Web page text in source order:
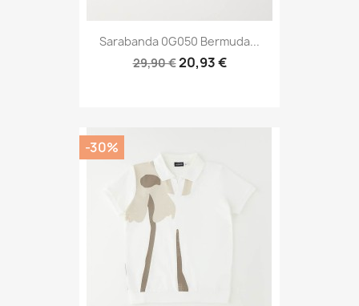
Sarabanda 0G050 Bermuda...
29,90 €20,93 €
-30%